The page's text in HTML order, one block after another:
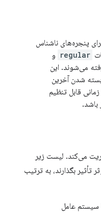
پنجره‌های ناشناس
regular و
می‌شوند. این
شدن آخرین
قابل تنظیم
می‌کند. لیست زیر
بگذارند، به ترتیب
سیستم عامل